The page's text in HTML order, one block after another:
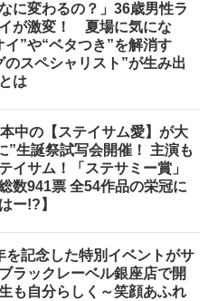
に変わるの？」36歳男性ラ
が激変！ 夏場に気にな
イ”や“ベタつき”を解消す
のスペシャリスト”が生み出
は
本中の【ステイサム愛】が大
”生誕祭試写会開催！ 主演も
イサム！「ステサミー賞」
数941票 全54作品の栄冠に
ー!?】
を記念した特別イベントがサ
ラックレーベル銀座店で開
も自分らしく～笑顔あふれ